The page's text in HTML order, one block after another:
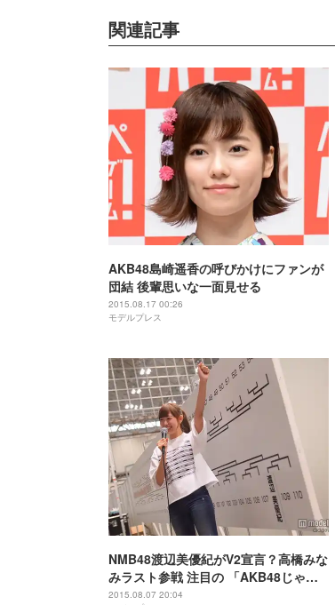
関連記事
AKB48島崎遥香の呼びかけにファンが
団結 後輩思いな一面見せる
2015.08.17 00:26
モデルプレス
NMB48渡辺美優紀がV2宣言？高橋みな
みラスト参戦 注目の 「AKB48じゃん
けん大会」組合せ決定
2015.08.07 20:04